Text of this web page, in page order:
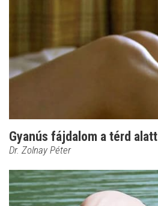
Gyanús fájdalom a térd alatt
Dr. Zolnay Péter